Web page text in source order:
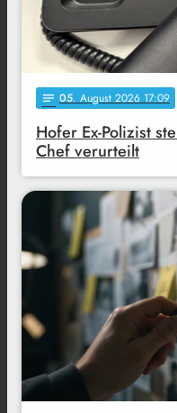
notes 05. August 2026 17:09
Hofer Ex-Polizist
Chef verurteilt